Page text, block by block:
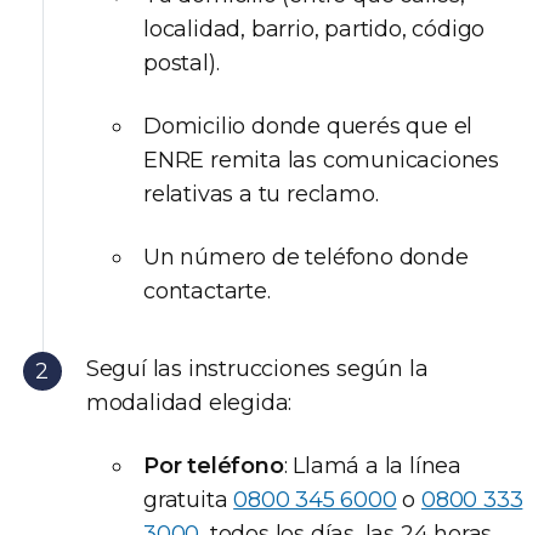
localidad, barrio, partido, código
postal).
Domicilio donde querés que el
ENRE remita las comunicaciones
relativas a tu reclamo.
Un número de teléfono donde
contactarte.
Seguí las instrucciones según la
modalidad elegida:
Por teléfono: Llamá a la línea
gratuita0800 345 6000 o 0800 333